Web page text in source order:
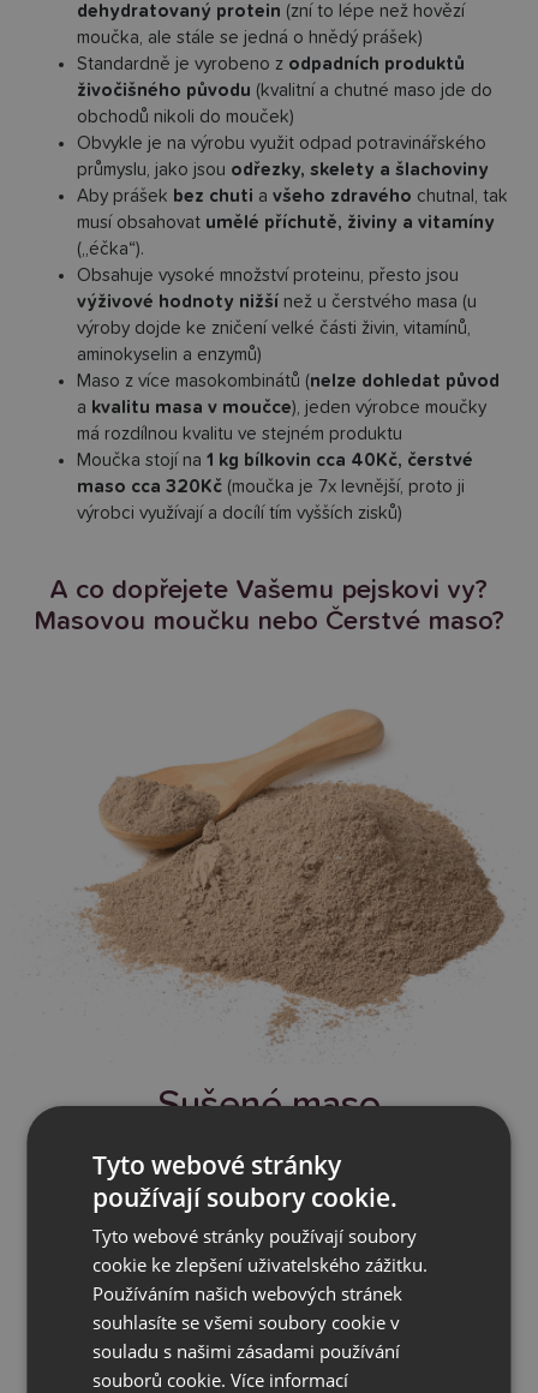
dehydratovaný protein (zní to lépe než hovězí
moučka, ale stále se jedná o hnědý prášek)
Standardně je vyrobeno z odpadních produktů
živočišného původu (kvalitní a chutné maso jde do
obchodů nikoli do mouček)
Obvykle je na výrobu využit odpad potravinářského
průmyslu, jako jsou odřezky, skelety a šlachoviny
Aby prášek bez chuti a všeho zdravého chutnal, tak
musí obsahovat umělé příchutě, živiny a vitamíny
(„éčka“).
Obsahuje vysoké množství proteinu, přesto jsou
výživové hodnoty nižší než u čerstvého masa (u
výroby dojde ke zničení velké části živin, vitamínů,
aminokyselin a enzymů)
Maso z více masokombinátů (nelze dohledat původ
a kvalitu masa v moučce), jeden výrobce moučky
má rozdílnou kvalitu ve stejném produktu
Moučka stojí na 1 kg bílkovin cca 40Kč, čerstvé
maso cca 320Kč (moučka je 7x levnější, proto ji
výrobci využívají a docílí tím vyšších zisků)
A co dopřejete Vašemu pejskovi vy?
Masovou moučku nebo Čerstvé maso?
Sušené maso
V RawBarku NEnajdete!
Tyto webové stránky
používají soubory cookie.
Tyto webové stránky používají soubory
cookie ke zlepšení uživatelského zážitku.
Používáním našich webových stránek
souhlasíte se všemi soubory cookie v
souladu s našimi zásadami používání
souborů cookie.Více informací